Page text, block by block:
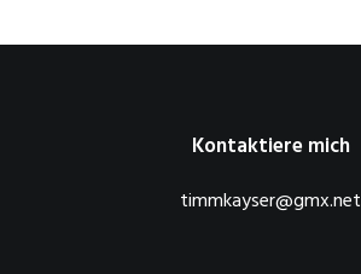
Kontaktiere mich
timmkayser@gmx.net